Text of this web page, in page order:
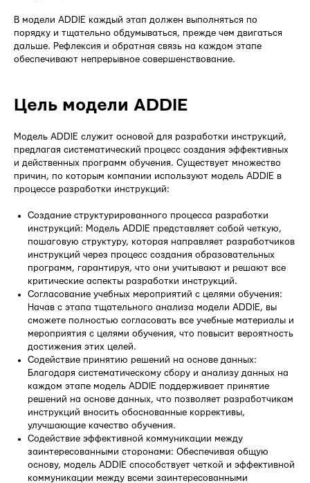
В модели ADDIE каждый этап должен выполняться по
порядку и тщательно обдумываться, прежде чем двигаться
дальше. Рефлексия и обратная связь на каждом этапе
обеспечивают непрерывное совершенствование.
Цель модели ADDIE
Модель ADDIE служит основой для разработки инструкций,
предлагая систематический процесс создания эффективных
и действенных программ обучения. Существует множество
причин, по которым компании используют модель ADDIE в
процессе разработки инструкций:
Создание структурированного процесса разработки
инструкций: Модель ADDIE представляет собой четкую,
пошаговую структуру, которая направляет разработчиков
инструкций через процесс создания образовательных
программ, гарантируя, что они учитывают и решают все
критические аспекты разработки инструкций.
Согласование учебных мероприятий с целями обучения:
Начав с этапа тщательного анализа модели ADDIE, вы
сможете полностью согласовать все учебные материалы и
мероприятия с целями обучения, что повысит вероятность
достижения этих целей.
Содействие принятию решений на основе данных:
Благодаря систематическому сбору и анализу данных на
каждом этапе модель ADDIE поддерживает принятие
решений на основе данных, что позволяет разработчикам
инструкций вносить обоснованные коррективы,
улучшающие качество обучения.
Содействие эффективной коммуникации между
заинтересованными сторонами: Обеспечивая общую
основу, модель ADDIE способствует четкой и эффективной
коммуникации между всеми заинтересованными